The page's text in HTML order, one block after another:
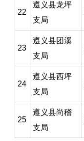
22
遵义县龙坪
支局
23
遵义县团溪
支局
24
遵义县西坪
支局
25
遵义县尚稽
支局